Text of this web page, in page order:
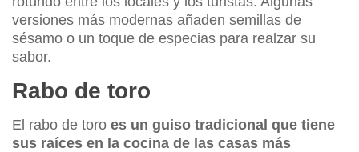
versiones más modernas añaden semillas de
sésamo o un toque de especias para realzar su
sabor.
Rabo de toro
El rabo de toro es un guiso tradicional que tiene
sus raíces en la cocina de las casas más